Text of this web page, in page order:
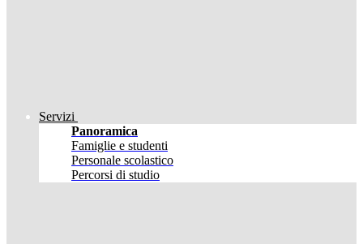
Servizi
Panoramica
Famiglie e studenti
Personale scolastico
Percorsi di studio